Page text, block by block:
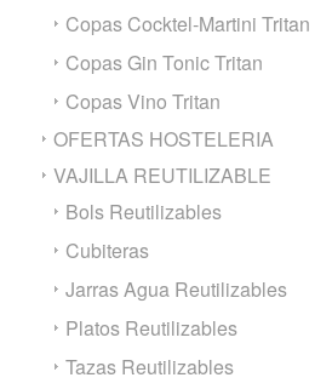
Copas Cocktel-Martini Tritan
Copas Gin Tonic Tritan
Copas Vino Tritan
OFERTAS HOSTELERIA
VAJILLA REUTILIZABLE
Bols Reutilizables
Cubiteras
Jarras Agua Reutilizables
Platos Reutilizables
Tazas Reutilizables